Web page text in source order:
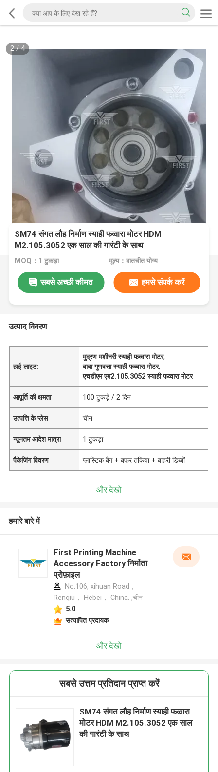
2/4
SM74 संगत लौह निर्माण स्याही फव्वारा मोटर HDM
M2.105.3052 एक साल की गारंटी के साथ
MOQ：1 टुकड़ा मूल्य：बातचीत योग्य
सबसे अच्छी कीमत हमसे संपर्क करें
उत्पाद विवरण
हाई लाइट:
मुद्रण मशीनरी स्याही फव्वारा मोटर,
वादा गुणवत्ता स्याही फव्वारा मोटर,
एचडीएम एम2.105.3052 स्याही फव्वारा मोटर
आपूर्ति की क्षमता 100 टुकड़े / 2 दिन
उत्पत्ति के प्लेस चीन
न्यूनतम आदेश मात्रा 1 टुकड़ा
पैकेजिंग विवरण प्लास्टिक बैग + बफर तकिया + बाहरी डिब्बों
और देखो
हमारे बारे में
First Printing Machine
Accessory Factory निर्माता
प्रोफ़ाइल
No.106, xihuan Road，
Renqiu， Hebei， China. ,चीन
5.0
सत्यापित प्रदायक
और देखो
सबसे उत्तम प्रतिदान प्राप्त करें
SM74 संगत लौह निर्माण स्याही फव्वारा
मोटर HDM M2.105.3052 एक साल
की गारंटी के साथ